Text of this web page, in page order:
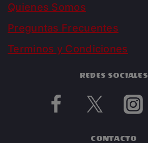
Quienes Somos
Preguntas Frecuentes
Terminos y Condiciones
REDES SOCIALES
CONTACTO